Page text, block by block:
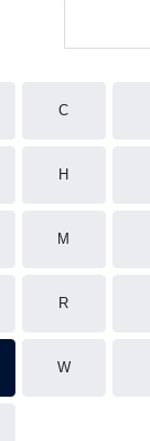
C
H
M
R
W